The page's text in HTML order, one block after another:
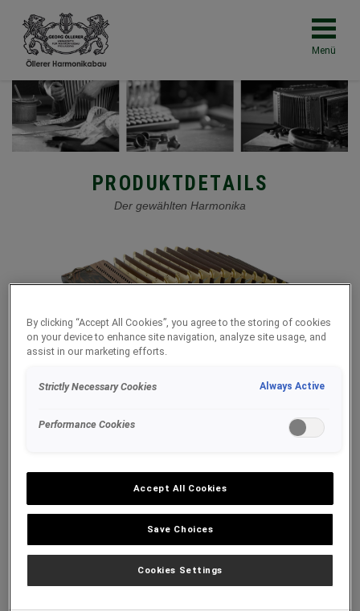
Menü
PRODUKTDETAILS
Der gewählten Harmonika
Gehäuse: Palisander
By clicking “Accept All Cookies”, you agree to the storing of cookies
on your device to enhance site navigation, analyze site usage, and
assist in our marketing efforts.
Strictly Necessary Cookies Always Active
Performance Cookies
Accept All Cookies
Save Choices
Cookies Settings